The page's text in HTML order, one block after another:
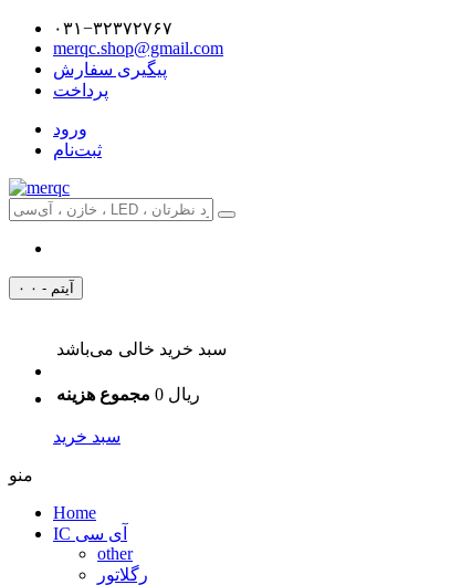
۰۳۱−۳۲۳۷۲۷۶۷
merqc.shop@gmail.com
پیگیری سفارش
پرداخت
ورود
ثبت‌نام
۰ آیتم - ۰
سبد خرید خالی می‌باشد
مجموع هزینه 0 ریال
سبد خرید
منو
Home
IC آی سی
other
رگلاتور